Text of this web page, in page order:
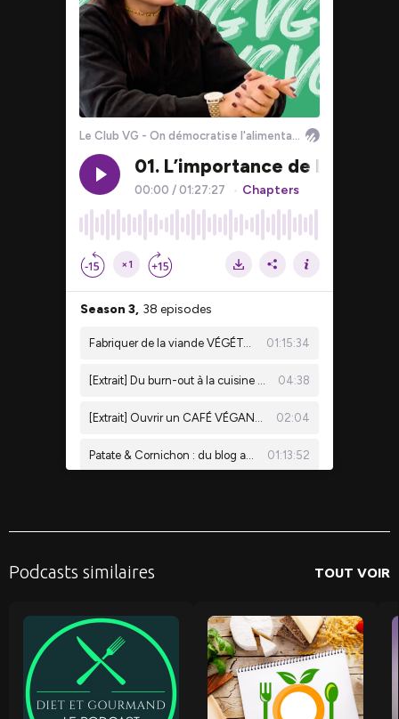
Podcasts similaires TOUT VOIR